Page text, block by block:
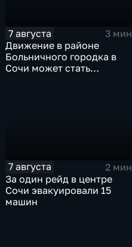
7 августа
3 мин
Движение в районе
Больничного городка в
Сочи может стать
7 августа
2 мин
За один рейд в центре
Сочи эвакуировали 15
машин